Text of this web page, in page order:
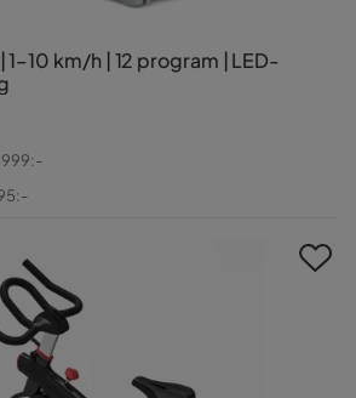
km/h | 12 program | LED-
999:-